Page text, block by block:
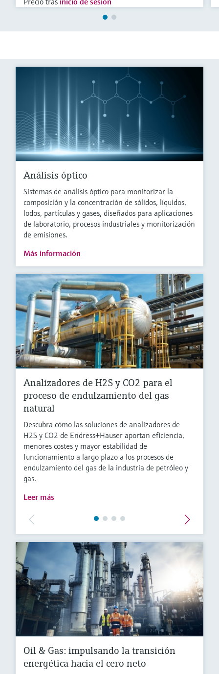
Análisis óptico
Sistemas de análisis óptico para monitorizar la
composición y la concentración de sólidos, líquidos,
lodos, partículas y gases, diseñados para aplicaciones
de laboratorio, procesos industriales y monitorización
de emisiones.
Más información
Analizadores de H2S y CO2 para el
proceso de endulzamiento del gas
natural
Descubra cómo las soluciones de analizadores de
H2S y CO2 de Endress+Hauser aportan eficiencia,
menores costes y mayor estabilidad de
funcionamiento a largo plazo a los procesos de
endulzamiento del gas de la industria de petróleo y
gas.
Leer más
Oil & Gas: impulsando la transición
energética hacia el cero neto